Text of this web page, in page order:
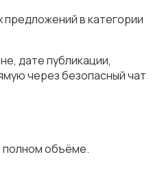
в категории
дате публикации,
через безопасный чат
полном объёме.